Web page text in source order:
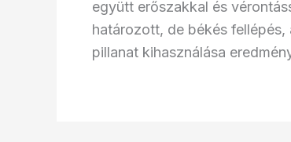
együtt erőszakkal és
határozott, de békés
pillanat kihasználása